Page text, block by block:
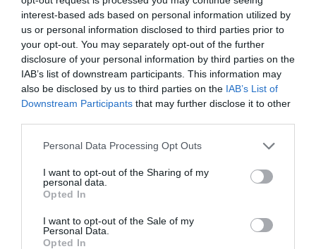
interest-based ads based on personal information utilized by
us or personal information disclosed to third parties prior to
your opt-out. You may separately opt-out of the further
disclosure of your personal information by third parties on the
IAB’s list of downstream participants. This information may
also be disclosed by us to third parties on the IAB’s List of
Downstream Participants that may further disclose it to other
Please note that this website/app uses one or more Google
not limited to your visit or usage behaviour. You may click to
grant or deny consent to Google and its third-party tags to
use your data for below specified purposes in below Google
consent section.
Personal Data Processing Opt Outs
I want to opt-out of the Sharing of my
personal data.
Opted In
I want to opt-out of the Sale of my
Personal Data.
Opted In
βράχο
08.08.2026 | 12:14
PRONEWS.GR /ΕΣΩΤΕΡΙΚΗ ΑΣΦΑΛΕΙΑ